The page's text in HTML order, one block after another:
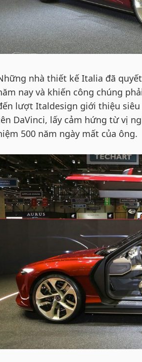
nhà thiết kế Italia đã
nay và khiến công chúng
lượt Italdesign giới thiệu
DaVinci, lấy cảm hứng từ vị
500 năm ngày mất của ông.